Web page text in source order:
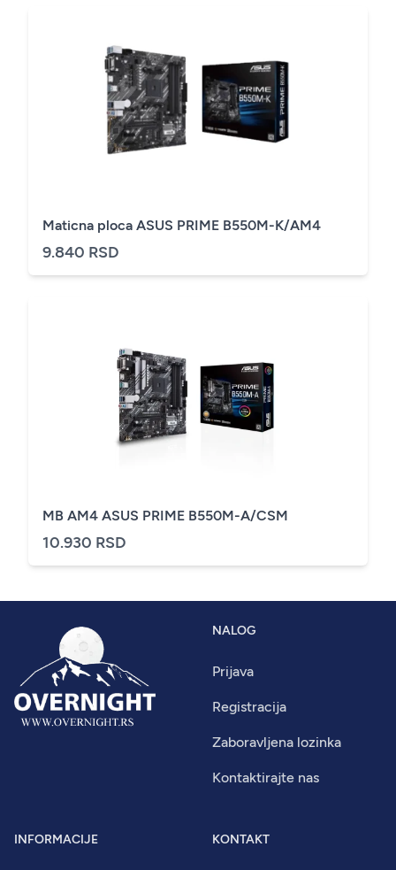
Maticna ploca ASUS PRIME B550M-K/AM4
9.840 RSD
MB AM4 ASUS PRIME B550M-A/CSM
10.930 RSD
NALOG
Prijava
Registracija
Zaboravljena lozinka
Kontaktirajte nas
INFORMACIJE KONTAKT